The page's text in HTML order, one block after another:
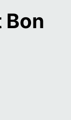
Bon